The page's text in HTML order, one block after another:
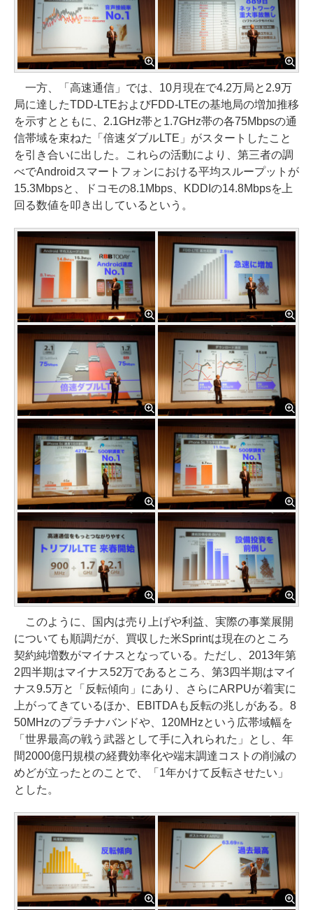
一方、「高速通信」では、10月現在で4.2万局と2.9万
局に達したTDD-LTEおよびFDD-LTEの基地局の増加推移
を示すとともに、2.1GHz帯と1.7GHz帯の各75Mbpsの通
信帯域を束ねた「倍速ダブルLTE」がスタートしたこと
を引き合いに出した。これらの活動により、第三者の調
べでAndroidスマートフォンにおける平均スループットが
15.3Mbpsと、ドコモの8.1Mbps、KDDIの14.8Mbpsを上
回る数値を叩き出しているという。
このように、国内は売り上げや利益、実際の事業展開
についても順調だが、買収した米Sprintは現在のところ
契約純増数がマイナスとなっている。ただし、2013年第
2四半期はマイナス52万であるところ、第3四半期はマイ
ナス9.5万と「反転傾向」にあり、さらにARPUが着実に
上がってきているほか、EBITDAも反転の兆しがある。8
50MHzのプラチナバンドや、120MHzという広帯域幅を
「世界最高の戦う武器として手に入れられた」とし、年
間2000億円規模の経費効率化や端末調達コストの削減の
めどが立ったとのことで、「1年かけて反転させたい」
とした。